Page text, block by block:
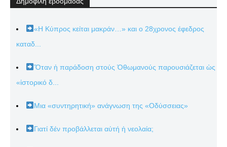
«Η Κύπρος κείται μακράν…» και ο 28χρονος έφεδρος
καταδ...
Ὅταν ἡ παράδοση στούς Ὀθωμανούς παρουσιάζεται ὡς
«ἱστορικό δ...
Μια «συντηρητική» ανάγνωση της «Οδύσσειας»
Γιατί δέν προβάλλεται αὐτή ἡ νεολαία;